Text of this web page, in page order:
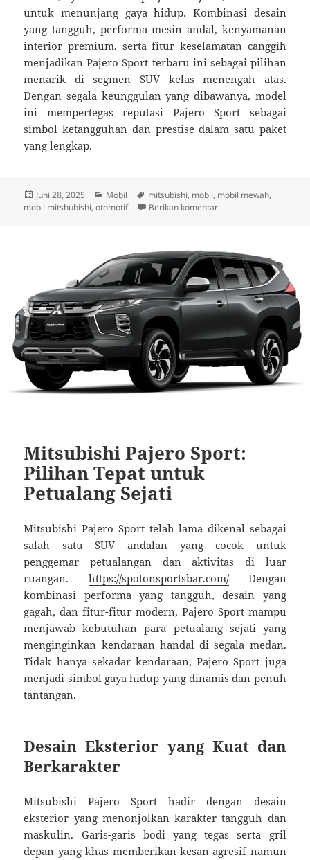
untuk menunjang gaya hidup. Kombinasi desain
yang tangguh, performa mesin andal, kenyamanan
interior premium, serta fitur keselamatan canggih
menjadikan Pajero Sport terbaru ini sebagai pilihan
menarik di segmen SUV kelas menengah atas.
Dengan segala keunggulan yang dibawanya, model
ini mempertegas reputasi Pajero Sport sebagai
simbol ketangguhan dan prestise dalam satu paket
yang lengkap.
Diposkan
pada
Juni 28, 2025 Kategori
Mobil Tag
mitsubishi, mobil, mobil mewah,
mobil mitshubishi,otomotif Berikan komentaruntuk New Mitsubishi
Mitsubishi Pajero Sport:
Pilihan Tepat untuk
Petualang Sejati
Mitsubishi Pajero Sport telah lama dikenal sebagai
salah satu SUV andalan yang cocok untuk
penggemar petualangan dan aktivitas di luar
ruangan. https://spotonsportsbar.com/Dengan
kombinasi performa yang tangguh, desain yang
gagah, dan fitur-fitur modern, Pajero Sport mampu
menjawab kebutuhan para petualang sejati yang
menginginkan kendaraan handal di segala medan.
Tidak hanya sekadar kendaraan, Pajero Sport juga
menjadi simbol gaya hidup yang dinamis dan penuh
tantangan.
Desain Eksterior yang Kuat dan
Berkarakter
Mitsubishi Pajero Sport hadir dengan desain
eksterior yang menonjolkan karakter tangguh dan
maskulin. Garis-garis bodi yang tegas serta gril
depan yang khas memberikan kesan agresif namun